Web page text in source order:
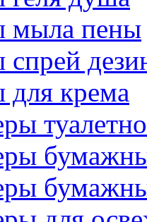
мыла пены
спрей
для крема